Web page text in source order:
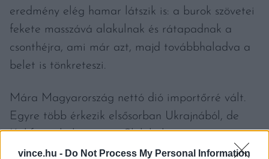
vince.hu - Do Not Process My Personal Information
eredmény elég hamar látszik is: a burok szövetei
fekete masszává alakulnak és rátapadnak a
csonthéjra, ami már azt, majd továbbhaladva a
belet is tönkreteszi.
Mára Magyarország nettó dió importőrré vált.
Egyre több érkezik elsősorban Ukrajnából, de
Kaliforniából sőt még Chiléből is.